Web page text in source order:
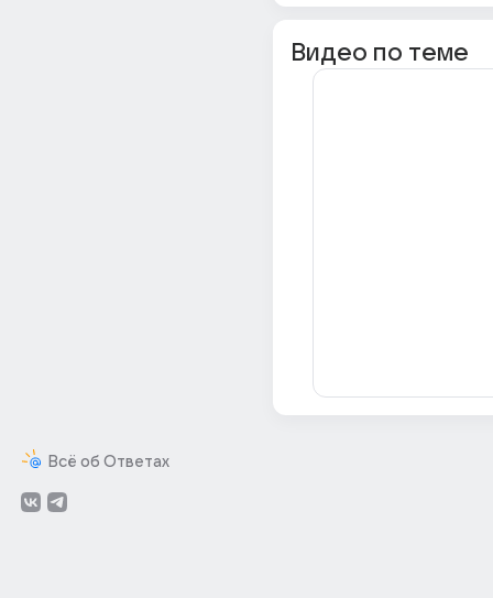
Всё об Ответах
Видео по теме